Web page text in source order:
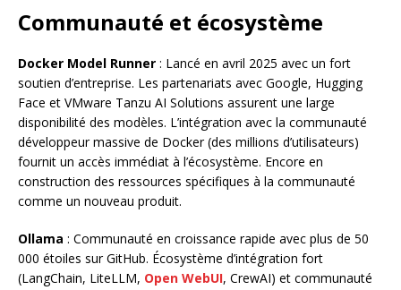
Communauté et écosystème
Docker Model Runner : Lancé en avril 2025 avec un fort
soutien d’entreprise. Les partenariats avec Google, Hugging
Face et VMware Tanzu AI Solutions assurent une large
disponibilité des modèles. L’intégration avec la communauté
développeur massive de Docker (des millions d’utilisateurs)
fournit un accès immédiat à l’écosystème. Encore en
construction des ressources spécifiques à la communauté
comme un nouveau produit.
Ollama : Communauté en croissance rapide avec plus de 50
000 étoiles sur GitHub. Écosystème d’intégration fort
(LangChain, LiteLLM, Open WebUI, CrewAI) et communauté